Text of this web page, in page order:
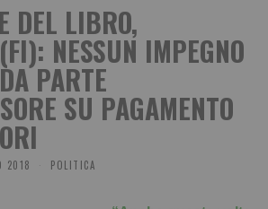
DEL LIBRO,
NESSUN IMPEGNO
PARTE
SU PAGAMENTO
2018 POLITICA